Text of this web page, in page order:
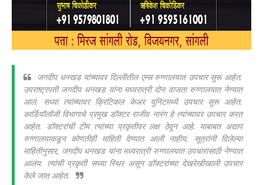
जगदीप धनखड यांच्यावर दिल्लीतील एम्स रुग्णालयात उपचार सुरू आहेत.
उपराष्ट्रपती जगदीप धनखड यांना मध्यरात्री दोन वाजता रुग्णालयात नेण्यात
आलं. सध्या त्यांच्यावर क्रिटिकल केअर युनिटमध्ये उपचार सुरू आहेत.
कार्डियॉलॉजी विभागाचे प्रमुख डॉक्टर राजीव नारंग हे त्यांच्यावर उपचार करत
आहेत. डॉक्टरांची टीम त्यांच्या प्रकृतीवर लक्ष ठेवून आहे. याबाबत अद्याप
रुग्णालयाकडून कोणतीही माहिती देण्यात आली नाहीय. सूत्रांनी दिलेल्या
माहितीनुसार, जगदीप धनखड यांना मध्यरात्री रुग्णालयात उपचारासाठी नेण्यात
आलंय. त्यांची प्रकृती सध्या स्थिर असून डॉक्टरांच्या देखरेखीखाली उपचार
केले जात आहेत.